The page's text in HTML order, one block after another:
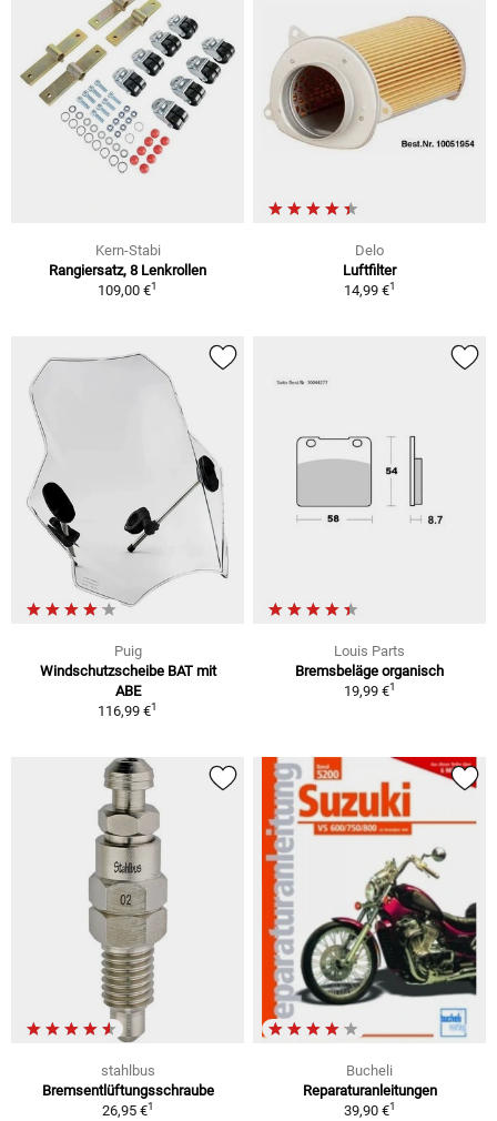
Kern-Stabi
Rangiersatz, 8 Lenkrollen
109,00 €1
Delo
Luftfilter
14,99 €1
Puig
Windschutzscheibe BAT mit
ABE
116,99 €1
Louis Parts
Bremsbeläge organisch
19,99 €1
stahlbus
Bremsentlüftungsschraube
26,95 €1
Bucheli
Reparaturanleitungen
39,90 €1